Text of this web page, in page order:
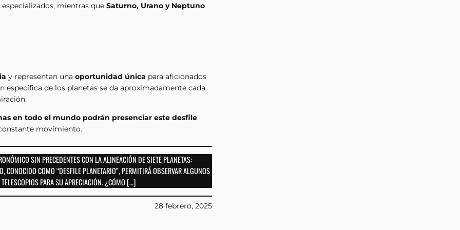
mientras que Saturno, Urano y Neptuno
y representan una oportunidad única para aficionados
de los planetas se da aproximadamente cada
en todo el mundo podrán presenciar este desfile
movimiento.
SIN PRECEDENTES CON LA ALINEACIÓN DE SIETE PLANETAS:
CONOCIDO COMO “DESFILE PLANETARIO”, PERMITIRÁ OBSERVAR ALGUNOS
PARA SU APRECIACIÓN. ¿CÓMO […]
28 febrero, 2025